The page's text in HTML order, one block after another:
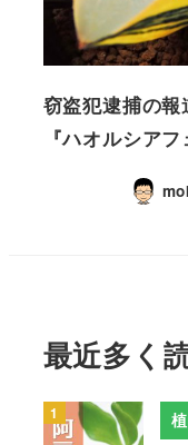
窃盗犯逮捕の
『ハオルシア
最近多く